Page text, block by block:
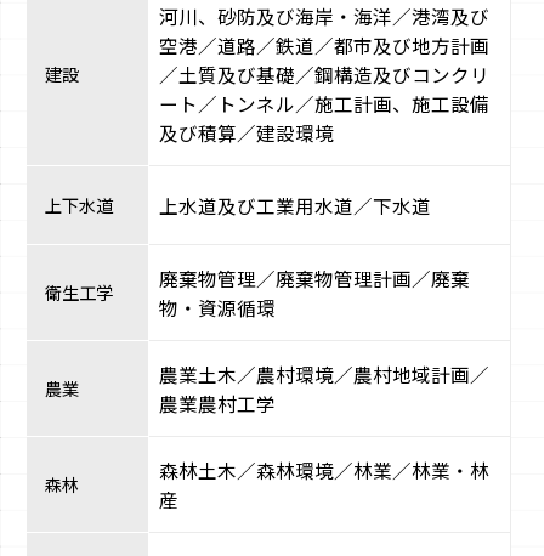
建設
河川、砂防及び海岸・海洋／港湾及び
空港／道路／鉄道／都市及び地方計画
／土質及び基礎／鋼構造及びコンクリ
ート／トンネル／施工計画、施工設備
及び積算／建設環境
上下水道 上水道及び工業用水道／下水道
衛生工学
廃棄物管理／廃棄物管理計画／廃棄
物・資源循環
農業
農業土木／農村環境／農村地域計画／
農業農村工学
森林
森林土木／森林環境／林業／林業・林
産